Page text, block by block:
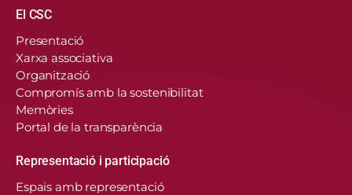
Navegació principal
El CSC
Presentació
Xarxa associativa
Organització
Compromís amb la sostenibilitat
Memòries
Portal de la transparència
Representació i participació
Espais amb representació